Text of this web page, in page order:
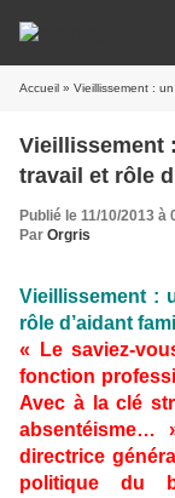
Accueil » Vieillissement : un
Vieillissement
travail et rôle
Publié le 11/10/2013 à
Par Orgris
Vieillissement :
rôle d’aidant
« Le saviez-
fonction
Avec à la clé
absentéisme…
directrice
politique du